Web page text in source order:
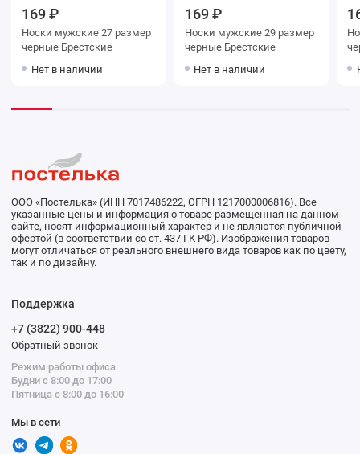
169 ₽
Носки мужские 27 размер
черные Брестские
Нет в наличии
169 ₽
Носки мужские 29 размер
черные Брестские
Нет в наличии
Носки
ООО «Постелька» (ИНН 7017486222, ОГРН 1217000006816). Все
указанные цены и информация о товаре размещенная на данном
сайте, носят информационный характер и не являются публичной
офертой (в соответствии со ст. 437 ГК РФ). Изображения товаров
могут отличаться от реального внешнего вида товаров как по цвету,
так и по дизайну.
Поддержка
+7 (3822) 900-448
Обратный звонок
Режим работы офиса
Будни с 8:00 до 17:00
Пятница с 8:00 до 16:00
Мы в сети